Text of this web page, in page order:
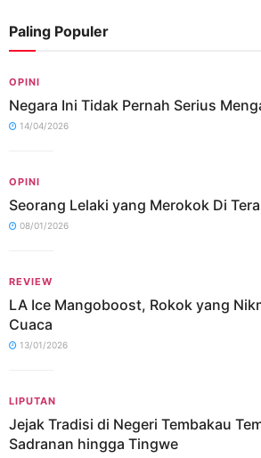
Paling Populer
OPINI
Negara Ini Tidak Pernah Serius
14/04/2026
OPINI
Seorang Lelaki yang Merokok Di
08/01/2026
REVIEW
LA Ice Mangoboost, Rokok yang
Cuaca
13/01/2026
LIPUTAN
Jejak Tradisi di Negeri Tembakau
Sadranan hingga Tingwe